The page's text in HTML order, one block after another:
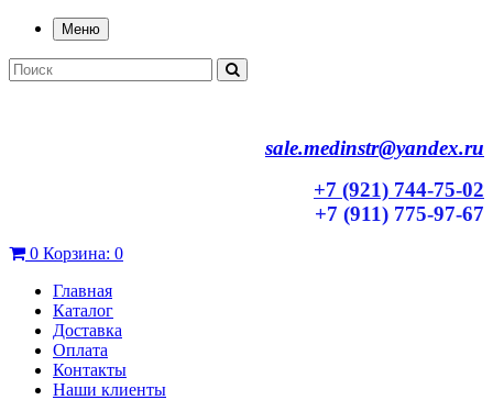
Меню
sale.medinstr@yandex.ru
+7 (921) 744-75-02
+7 (911) 775-97-67
0 Корзина: 0
Главная
Каталог
Доставка
Оплата
Контакты
Наши клиенты